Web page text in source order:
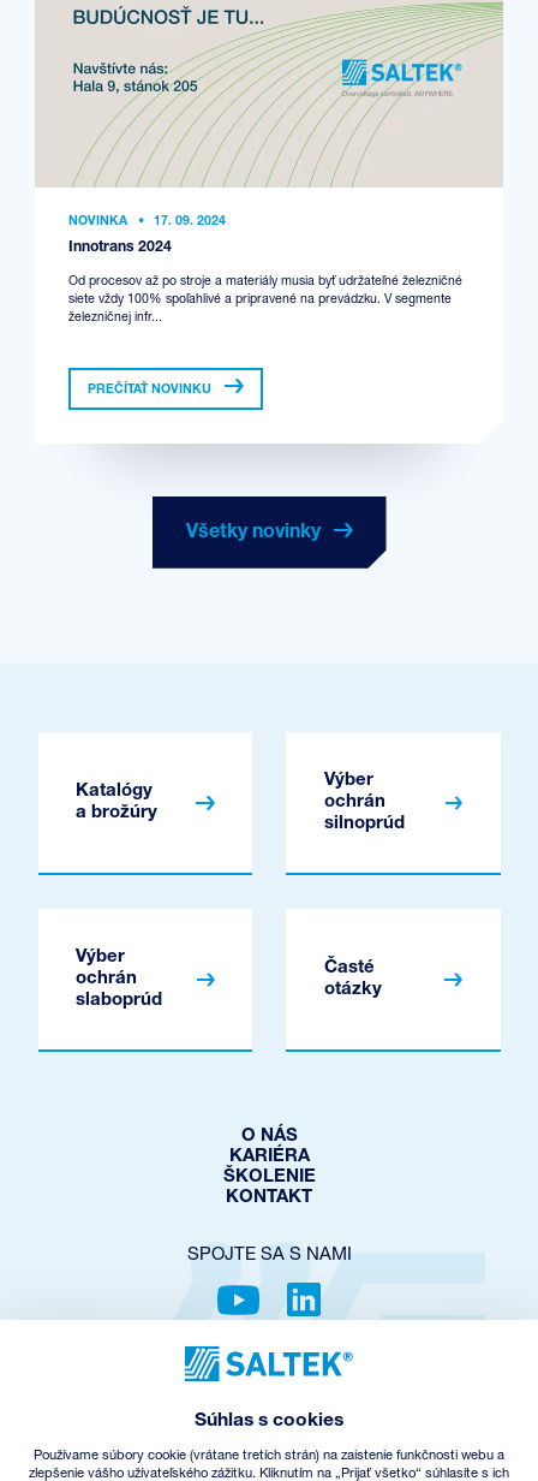
NOVINKA • 17. 09. 2024
Innotrans 2024
Od procesov až po stroje a materiály musia byť udržateľné železničné
siete vždy 100% spoľahlivé a pripravené na prevádzku. V segmente
železničnej infr...
PREČÍTAŤ NOVINKU
Všetky novinky
Katalógy
a brožúry
Výber
ochrán
silnoprúd
Výber
ochrán
slaboprúd
Časté
otázky
O NÁS
KARIÉRA
ŠKOLENIE
KONTAKT
SPOJTE SA S NAMI
OCHRANA SÚKROMIA
NASTAVENIE COOKIES
SPÄTNÝ ODBER EEZ
Súhlas s cookies
Používame súbory cookie (vrátane tretích strán) na zaistenie funkčnosti webu a
zlepšenie vášho užívateľského zážitku. Kliknutím na „Prijať všetko“ súhlasíte s ich